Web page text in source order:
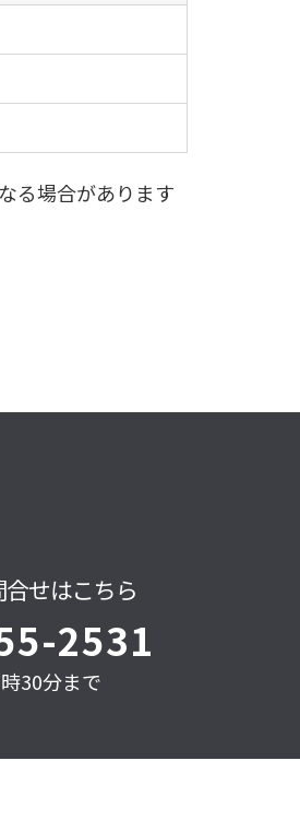
る場合があります
せはこちら
2531
30分まで